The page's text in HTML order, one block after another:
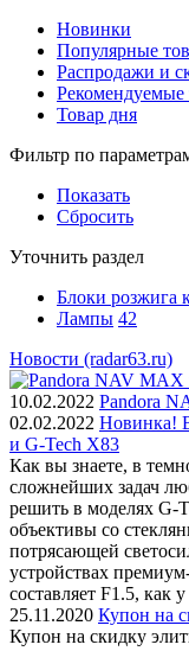
Новинки
Популярные
Распродажи и
Рекомендуемые
Товар дня
Фильтр по
Показать
Сбросить
Уточнить раздел
Блоки розжига
Лампы 42
Новости (radar63.ru)
10.02.2022 Pandora
02.02.2022 Новинка!
и G-Tech X83
Как вы знаете, в
сложнейших задач
решить в моделях G-
объективы со
потрясающей
устройствах
составляет F1.5, как
25.11.2020 Купон на
Купон на скидку